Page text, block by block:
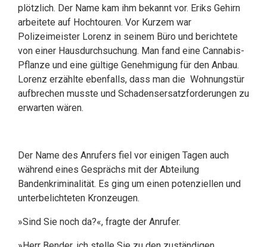
plötzlich. Der Name kam ihm bekannt vor. Eriks Gehirn
arbeitete auf Hochtouren. Vor Kurzem war
Polizeimeister Lorenz in seinem Büro und berichtete
von einer Hausdurchsuchung. Man fand eine Cannabis-
Pflanze und eine gültige Genehmigung für den Anbau.
Lorenz erzählte ebenfalls, dass man die Wohnungstür
aufbrechen musste und Schadensersatzforderungen zu
erwarten wären.
Der Name des Anrufers fiel vor einigen Tagen auch
während eines Gesprächs mit der Abteilung
Bandenkriminalität. Es ging um einen potenziellen und
unterbelichteten Kronzeugen.
»Sind Sie noch da?«, fragte der Anrufer.